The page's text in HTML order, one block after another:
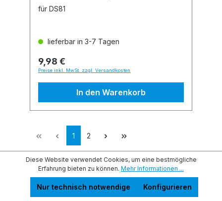
für DS81
lieferbar in 3-7 Tagen
9,98 €
Preise inkl. MwSt. zzgl. Versandkosten
In den Warenkorb
1 2
Service-Hotline
Diese Website verwendet Cookies, um eine bestmögliche
Erfahrung bieten zu können. Mehr Informationen ...
Nur technisch notwendige Konfigurieren